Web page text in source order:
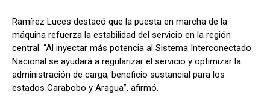
Ramírez Luces destacó que la puesta en marcha de la
máquina refuerza la estabilidad del servicio en la región
central. “Al inyectar más potencia al Sistema Interconectado
Nacional se ayudará a regularizar el servicio y optimizar la
administración de carga, beneficio sustancial para los
estados Carabobo y Aragua”, afirmó.